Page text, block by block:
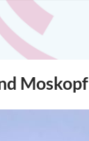
Moskopf